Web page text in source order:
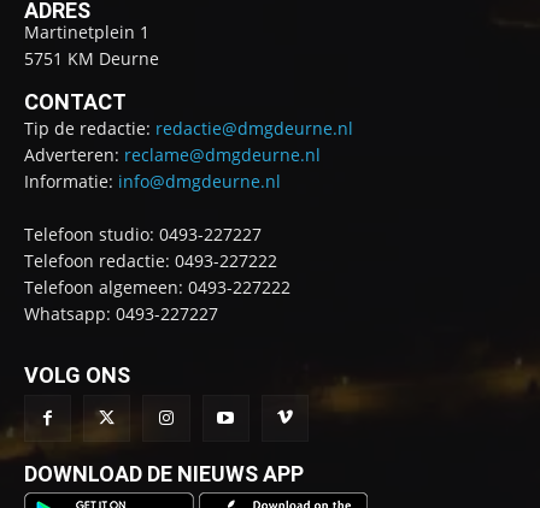
ADRES
Martinetplein 1
5751 KM Deurne
CONTACT
Tip de redactie: redactie@dmgdeurne.nl
Adverteren: reclame@dmgdeurne.nl
Informatie: info@dmgdeurne.nl
Telefoon studio: 0493-227227
Telefoon redactie: 0493-227222
Telefoon algemeen: 0493-227222
Whatsapp: 0493-227227
VOLG ONS
DOWNLOAD DE NIEUWS APP